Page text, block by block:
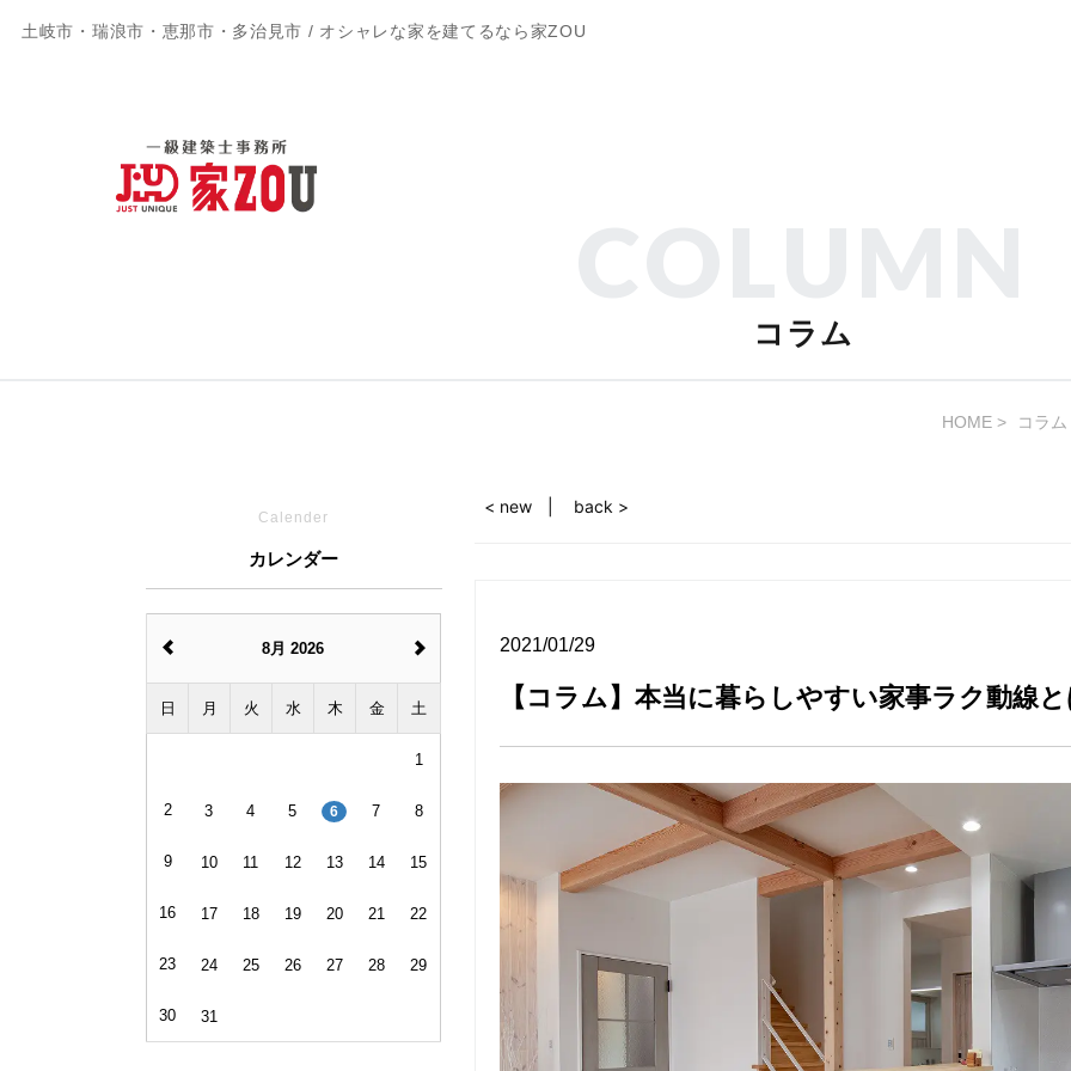
土岐市・瑞浪市・恵那市・多治見市 / オシャレな家を建てるなら家ZOU
コラム
HOME コラム
< new back >
2021/01/29
【コラム】本当に暮らしやすい家事ラク動線
Calender
カレンダー
8月 2026
日 月 火 水 木 金 土
1
2 3 4 5 6 7 8
9 10 11 12 13 14 15
16 17 18 19 20 21 22
23 24 25 26 27 28 29
30 31